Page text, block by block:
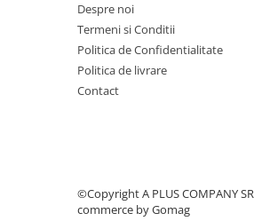
Despre noi
Termeni si Conditii
Politica de Confidentialitate
Politica de livrare
Contact
©Copyright A PLUS COMPANY
commerce by Gomag